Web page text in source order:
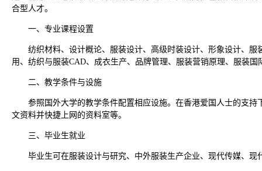
合型人才。
一、专业课程设置
纺织材料、设计概论、服装设计、高级时装设计、形象设计、
用、纺织与服装CAD、成衣生产、品牌管理、服装营销原理、服装
二、教学条件与设施
参照国外大学的教学条件配置相应设施。在香港爱国人士的支
文资料并快捷上网的资料室等。
三、毕业生就业
毕业生可在服装设计与研究、中外服装生产企业、现代传媒、